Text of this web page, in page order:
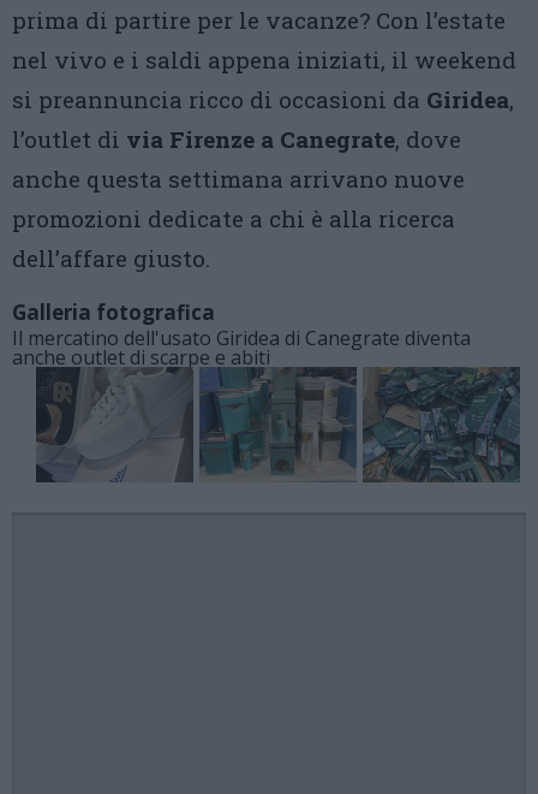
prima di partire per le vacanze? Con l’estate
nel vivo e i saldi appena iniziati, il weekend
si preannuncia ricco di occasioni da Giridea,
l’outlet di via Firenze a Canegrate, dove
anche questa settimana arrivano nuove
promozioni dedicate a chi è alla ricerca
dell’affare giusto.
Galleria fotografica
Il mercatino dell'usato Giridea di Canegrate diventa
anche outlet di scarpe e abiti